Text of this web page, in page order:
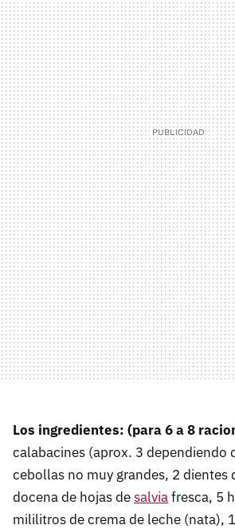
Los ingredientes: (para 6 a 8
calabacines (aprox. 3 dependiendo
cebollas no muy grandes, 2 dientes
docena de hojas desalviafresca, 5
mililitros de crema de leche (nata),